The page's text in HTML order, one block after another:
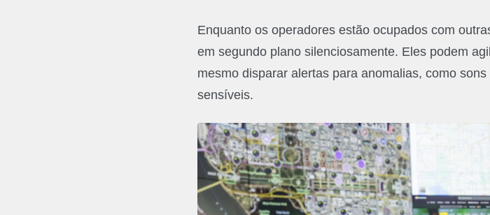
Enquanto os operadores estão ocupados com
em segundo plano silenciosamente. Eles podem
mesmo disparar alertas para anomalias, como
sensíveis.